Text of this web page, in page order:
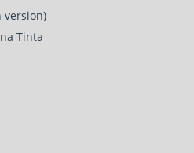
version)
Tinta